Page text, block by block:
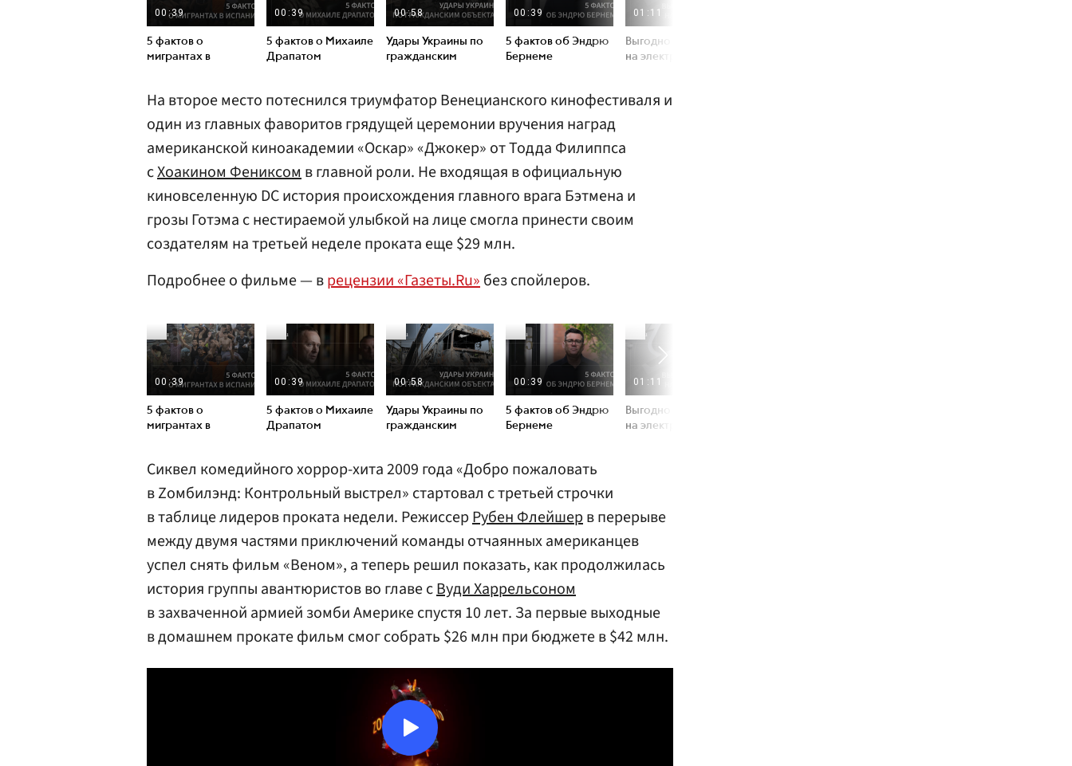
На второе место потеснился триумфатор Венецианского кинофестиваля и
один из главных фаворитов грядущей церемонии вручения наград
американской киноакадемии «Оскар» «Джокер» от Тодда Филиппса
сХоакином Фениксомв главной роли. Не входящая в официальную
киновселенную DC история происхождения главного врага Бэтмена и
грозы Готэма с нестираемой улыбкой на лице смогла принести своим
создателям на третьей неделе проката еще $29 млн.
Подробнее о фильме — врецензии «Газеты.Ru»без спойлеров.
Сиквел комедийного хоррор-хита 2009 года «Добро пожаловать
в Zoмбилэнд: Контрольный выстрел» стартовал с третьей строчки
в таблице лидеров проката недели. РежиссерРубен Флейшерв перерыве
между двумя частями приключений команды отчаянных американцев
успел снять фильм «Веном», а теперь решил показать, как продолжилась
история группы авантюристов во главе сВуди Харрельсоном
в захваченной армией зомби Америке спустя 10 лет. За первые выходные
в домашнем прокате фильм смог собрать $26 млн при бюджете в $42 млн.